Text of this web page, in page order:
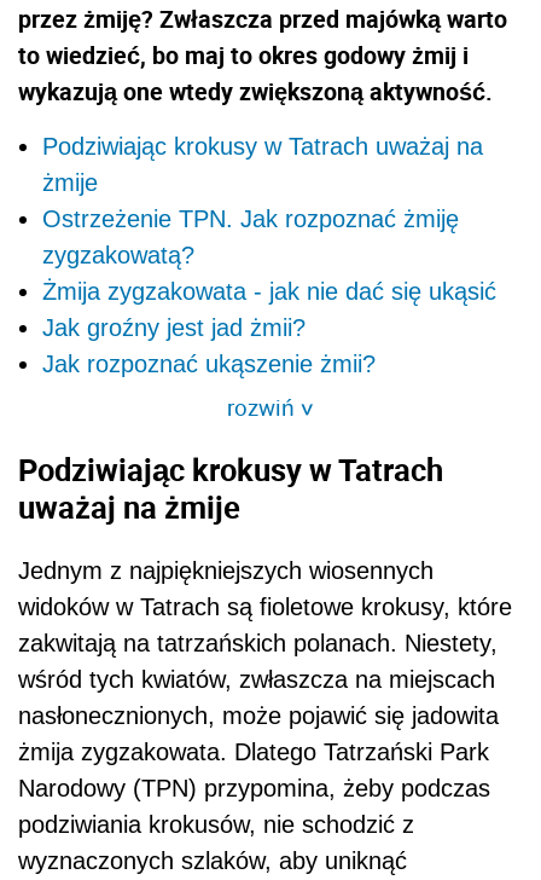
przez żmiję? Zwłaszcza przed majówką warto
to wiedzieć, bo maj to okres godowy żmij i
wykazują one wtedy zwiększoną aktywność.
Podziwiając krokusy w Tatrach uważaj na
żmije
Ostrzeżenie TPN. Jak rozpoznać żmiję
zygzakowatą?
Żmija zygzakowata - jak nie dać się ukąsić
Jak groźny jest jad żmii?
Jak rozpoznać ukąszenie żmii?
rozwiń>
Podziwiając krokusy w Tatrach
uważaj na żmije
Jednym z najpiękniejszych wiosennych
widoków w Tatrach są fioletowe krokusy, które
zakwitają na tatrzańskich polanach. Niestety,
wśród tych kwiatów, zwłaszcza na miejscach
nasłonecznionych, może pojawić się jadowita
żmija zygzakowata. Dlatego Tatrzański Park
Narodowy (TPN) przypomina, żeby podczas
podziwiania krokusów, nie schodzić z
wyznaczonych szlaków, aby uniknąć